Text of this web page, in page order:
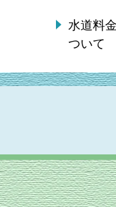
水道料
ついて